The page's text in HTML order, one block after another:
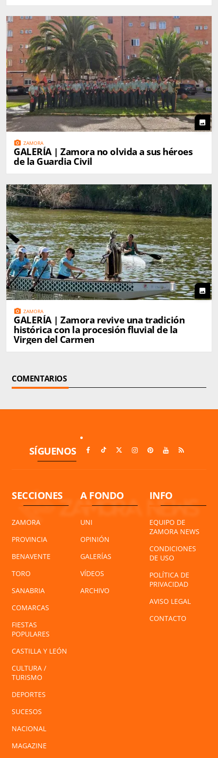
photo
photo_camera ZAMORA
GALERÍA | Zamora no olvida a sus héroes
de la Guardia Civil
photo
photo_camera ZAMORA
GALERÍA | Zamora revive una tradición
histórica con la procesión fluvial de la
Virgen del Carmen
COMENTARIOS
SÍGUENOS
SECCIONES
ZAMORA
PROVINCIA
BENAVENTE
TORO
SANABRIA
COMARCAS
FIESTAS
POPULARES
CASTILLA Y LEÓN
CULTURA /
TURISMO
DEPORTES
SUCESOS
NACIONAL
MAGAZINE
A FONDO
UNI
OPINIÓN
GALERÍAS
VÍDEOS
ARCHIVO
INFO
EQUIPO DE
ZAMORA NEWS
CONDICIONES
DE USO
POLÍTICA DE
PRIVACIDAD
AVISO LEGAL
CONTACTO